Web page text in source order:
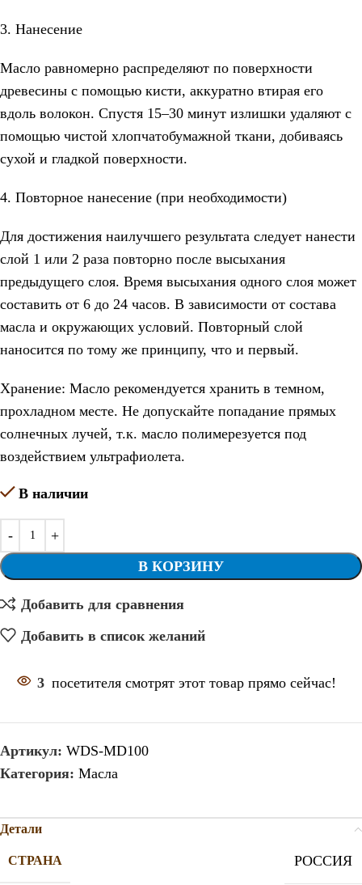
3. Нанесение
Масло равномерно распределяют по поверхности
древесины с помощью кисти, аккуратно втирая его
вдоль волокон. Спустя 15–30 минут излишки удаляют с
помощью чистой хлопчатобумажной ткани, добиваясь
сухой и гладкой поверхности.
4. Повторное нанесение (при необходимости)
Для достижения наилучшего результата следует нанести
слой 1 или 2 раза повторно после высыхания
предыдущего слоя. Время высыхания одного слоя может
составить от 6 до 24 часов. В зависимости от состава
масла и окружающих условий. Повторный слой
наносится по тому же принципу, что и первый.
Хранение: Масло рекомендуется хранить в темном,
прохладном месте. Не допускайте попадание прямых
солнечных лучей, т.к. масло полимерезуется под
воздействием ультрафиолета.
В наличии
В КОРЗИНУ
Добавить для сравнения
Добавить в список желаний
3 посетителя смотрят этот товар прямо сейчас!
Артикул: WDS-MD100
Категория: Масла
Детали
СТРАНА РОССИЯ